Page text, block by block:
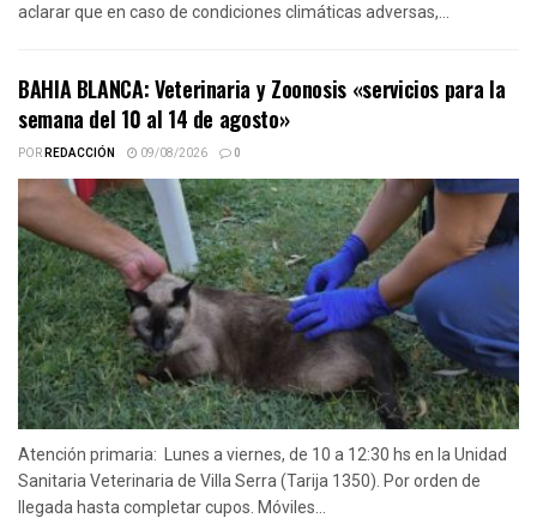
aclarar que en caso de condiciones climáticas adversas,...
BAHIA BLANCA: Veterinaria y Zoonosis «servicios para la
semana del 10 al 14 de agosto»
PORREDACCIÓN 09/08/2026 0
Atención primaria: Lunes a viernes, de 10 a 12:30 hs en la Unidad
Sanitaria Veterinaria de Villa Serra (Tarija 1350). Por orden de
llegada hasta completar cupos. Móviles...